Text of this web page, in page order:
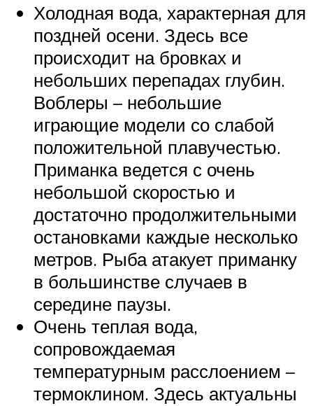
Холодная вода, характерная для
поздней осени. Здесь все
происходит на бровках и
небольших перепадах глубин.
Воблеры – небольшие
играющие модели со слабой
положительной плавучестью.
Приманка ведется с очень
небольшой скоростью и
достаточно продолжительными
остановками каждые несколько
метров. Рыба атакует приманку
в большинстве случаев в
середине паузы.
Очень теплая вода,
сопровождаемая
температурным расслоением –
термоклином. Здесь актуальны